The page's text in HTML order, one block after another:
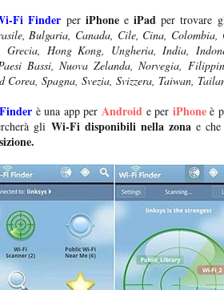
Fi Finder per iPhone eiPad per trovare
Bulgaria, Canada, Cile, Cina,
Grecia, Hong Kong, Ungheria, India,
Bassi, Nuova Zelanda, Norvegia,
Corea, Spagna, Svezia, Svizzera, Taiwan,
è una app perAndroid e per iPhoneè
gli Wi-Fi disponibili nella zona e